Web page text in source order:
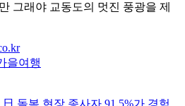
그래야 교동도의 멋진 풍광을 제
을여행